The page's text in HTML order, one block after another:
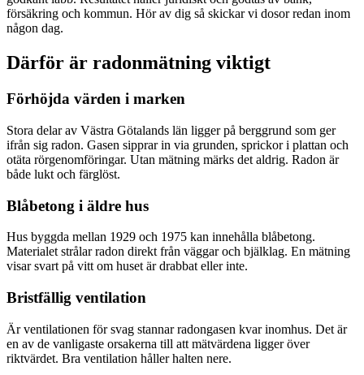
försäkring och kommun. Hör av dig så skickar vi dosor redan inom
någon dag.
Därför är radonmätning viktigt
Förhöjda värden i marken
Stora delar av Västra Götalands län ligger på berggrund som ger
ifrån sig radon. Gasen sipprar in via grunden, sprickor i plattan och
otäta rörgenomföringar. Utan mätning märks det aldrig. Radon är
både lukt och färglöst.
Blåbetong i äldre hus
Hus byggda mellan 1929 och 1975 kan innehålla blåbetong.
Materialet strålar radon direkt från väggar och bjälklag. En mätning
visar svart på vitt om huset är drabbat eller inte.
Bristfällig ventilation
Är ventilationen för svag stannar radongasen kvar inomhus. Det är
en av de vanligaste orsakerna till att mätvärdena ligger över
riktvärdet. Bra ventilation håller halten nere.